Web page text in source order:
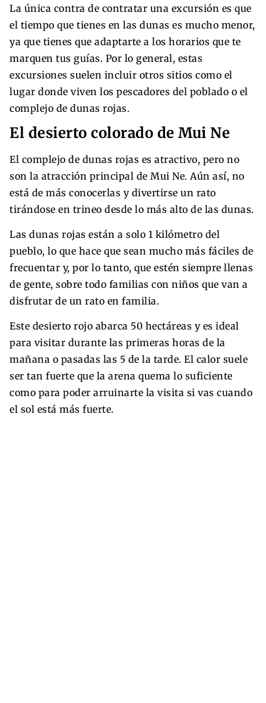
La única contra de contratar una excursión es que
el tiempo que tienes en las dunas es mucho menor,
ya que tienes que adaptarte a los horarios que te
marquen tus guías. Por lo general, estas
excursiones suelen incluir otros sitios como el
lugar donde viven los pescadores del poblado o el
complejo de dunas rojas.
El desierto colorado de Mui Ne
El complejo de dunas rojas es atractivo, pero no
son la atracción principal de Mui Ne. Aún así, no
está de más conocerlas y divertirse un rato
tirándose en trineo desde lo más alto de las dunas.
Las dunas rojas están a solo 1 kilómetro del
pueblo, lo que hace que sean mucho más fáciles de
frecuentar y, por lo tanto, que estén siempre llenas
de gente, sobre todo familias con niños que van a
disfrutar de un rato en familia.
Este desierto rojo abarca 50 hectáreas y es ideal
para visitar durante las primeras horas de la
mañana o pasadas las 5 de la tarde. El calor suele
ser tan fuerte que la arena quema lo suficiente
como para poder arruinarte la visita si vas cuando
el sol está más fuerte.